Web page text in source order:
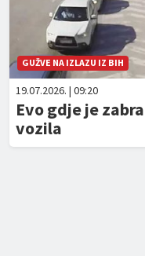
GUŽVE NA IZLAZU IZ BIH
19.07.2026. | 09:20
Evo gdje je
vozila